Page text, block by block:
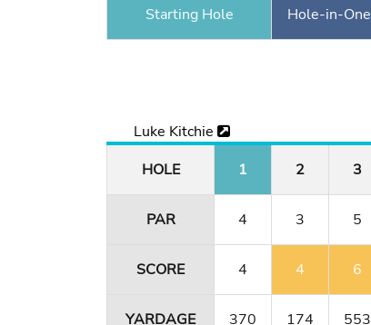
Starting Hole Hole-in-One
Luke Kitchie
HOLE
1 2 3
PAR 4 3 5
SCORE 4 4 6
YARDAGE 370 174 553